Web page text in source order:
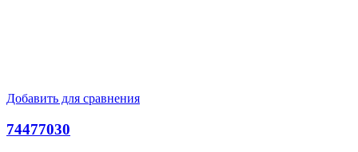
Добавить для сравнения
74477030